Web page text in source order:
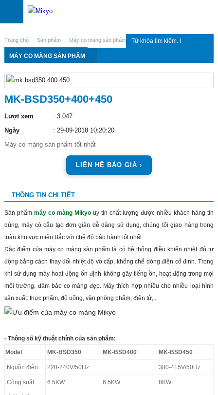
Trang chủ Sản phẩm Máy co màng sản phẩm
MÁY CO MÀNG SẢN PHẨM
MK-BSD350+400+450
Lượt xem
: 3.047
Ngày
: 29-09-2018 10:20:20
Máy co màng sản phẩm tốt nhất
LIÊN HỆ BÁO GIÁ ›
THÔNG TIN CHI TIẾT
Sản phẩm máy co màng Mikyo uy tín chất lượng được nhiều khách hàng tin
dùng, máy có cấu tạo đơn giản dễ dàng sử dụng, chúng tôi giao hàng trong
toàn khu vực miền Bắc với chế độ bảo hành tốt nhất.
Đặc điểm của máy co màng sản phẩm là có hệ thống điều khiển nhiệt độ tự
động bằng cách thay đổi nhiệt độ vô cấp, khống chế dòng điện cố định. Trong
khi sử dụng máy hoạt động ổn định không gây tiếng ồn, hoạt động trong mọi
môi trường, đảm bảo co màng đẹp. Máy thích hợp nhiều cho nhiều loại hình
sản xuất: thực phẩm, đồ uống, văn phòng phẩm, điện tử,...
- Thông số kỹ thuật chính của sản phẩm:
Model
MK-BSD350 MK-BSD400 MK-BSD450
Nguồn điện 220-240V/50Hz 380-415V/50Hz
Công suất 6.5KW 6.5KW 8KW